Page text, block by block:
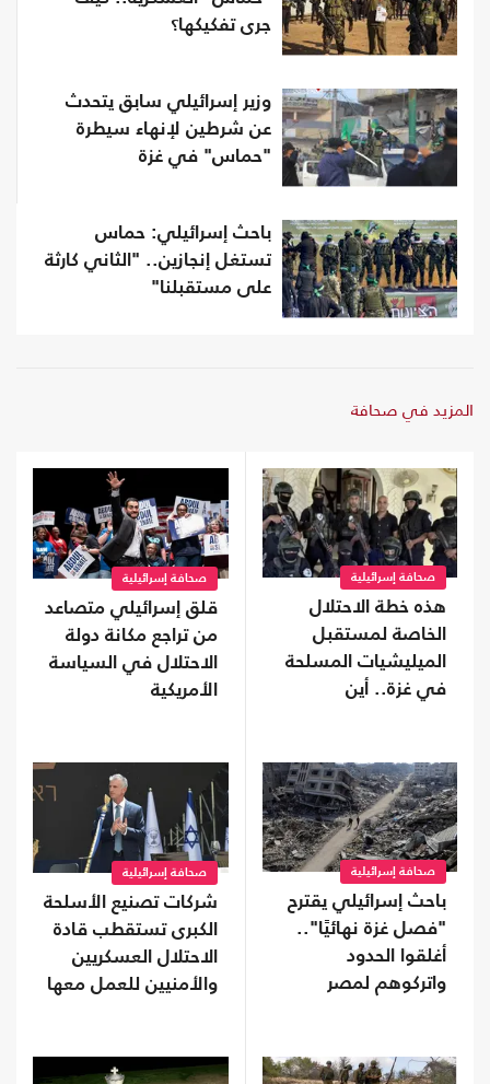
جرى تفكيكها؟
وزير إسرائيلي سابق يتحدث
عن شرطين لإنهاء سيطرة
"حماس" في غزة
باحث إسرائيلي: حماس
تستغل إنجازين.. "الثاني كارثة
على مستقبلنا"
المزيد في صحافة
صحافة إسرائيلية
هذه خطة الاحتلال
الخاصة لمستقبل
الميليشيات المسلحة
في غزة.. أين
صحافة إسرائيلية
قلق إسرائيلي متصاعد
من تراجع مكانة دولة
الاحتلال في السياسة
الأمريكية
صحافة إسرائيلية
باحث إسرائيلي يقترح
"فصل غزة نهائيًا"..
أغلقوا الحدود
واتركوهم لمصر
صحافة إسرائيلية
شركات تصنيع الأسلحة
الكبرى تستقطب قادة
الاحتلال العسكريين
والأمنيين للعمل معها